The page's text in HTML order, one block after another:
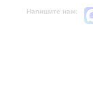
Напишите нам: